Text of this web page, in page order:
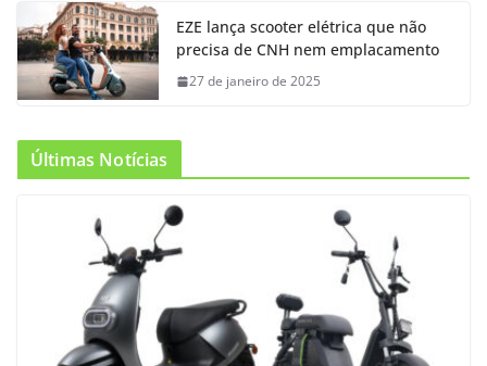
EZE lança scooter elétrica que não
precisa de CNH nem emplacamento
27 de janeiro de 2025
Últimas Notícias